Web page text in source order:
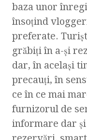
baza unor
însoțind
preferate.
grăbiţi în a-şi
dar, în acelaşi
precauţi, în
ce în ce mai
furnizorul de
informare dar